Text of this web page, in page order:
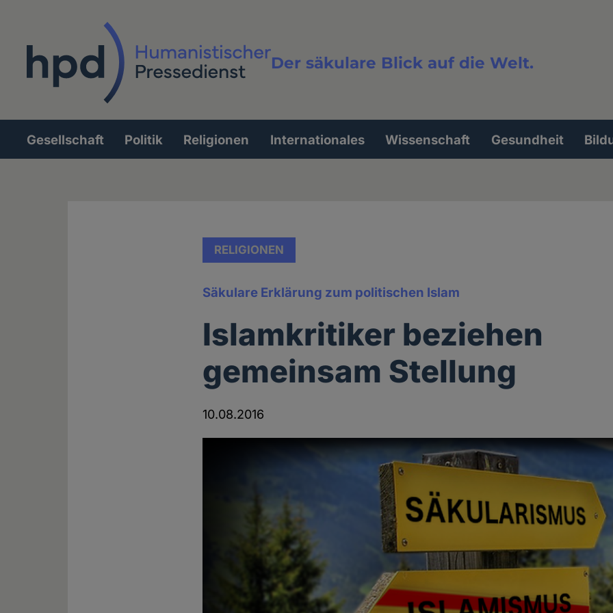
Der säkulare Blick auf die Welt.
Volltextsuche
Hauptnavigation
Gesellschaft Politik Religionen Internationales Wissenschaft Gesundheit
RELIGIONEN
Säkulare Erklärung zum politischen Islam
Islamkritiker beziehen
gemeinsam Stellung
10.08.2016